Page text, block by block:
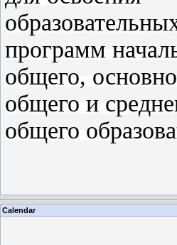
программ
общего,
общего и
общего
Calendar